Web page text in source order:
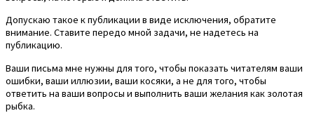
Допускаю такое к публикации в виде исключения, обратите
внимание. Ставите передо мной задачи, не надетесь на
публикацию.
Ваши письма мне нужны для того, чтобы показать читателям ваши
ошибки, ваши иллюзии, ваши косяки, а не для того, чтобы
ответить на ваши вопросы и выполнить ваши желания как золотая
рыбка.